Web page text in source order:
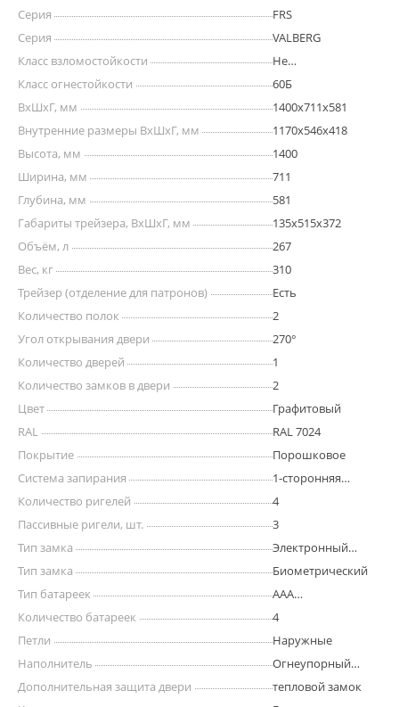
Серия
FRS
Серия
VALBERG
Класс взломостойкости
Не
Класс огнестойкости
60Б
ВхШхГ, мм
1400х711х581
Внутренние размеры ВхШхГ, мм
1170x546x418
Высота, мм
1400
Ширина, мм
711
Глубина, мм
581
Габариты трейзера, ВхШхГ, мм
135х515х372
Объём, л
267
Вес, кг
310
Трейзер (отделение для патронов)
Есть
Количество полок
2
Угол открывания двери
270°
Количество дверей
1
Количество замков в двери
2
Цвет
Графитовый
RAL
RAL 7024
Покрытие
Порошковое
Система запирания
1-сторонняя
Количество ригелей
4
Пассивные ригели, шт.
3
Тип замка
Электронный
Тип замка
Биометрический
Тип батареек
AAA
Количество батареек
4
Петли
Наружные
Наполнитель
Огнеупорный
Дополнительная защита двери
тепловой замок